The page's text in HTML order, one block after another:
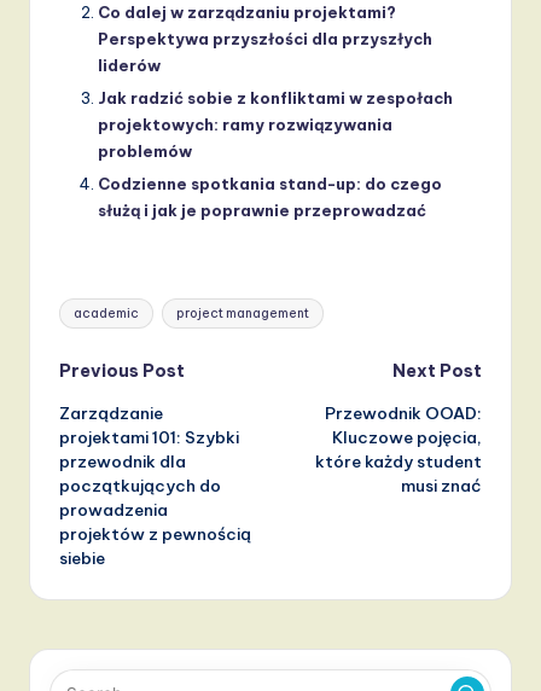
Co dalej w zarządzaniu projektami?
Perspektywa przyszłości dla przyszłych
liderów
Jak radzić sobie z konfliktami w zespołach
projektowych: ramy rozwiązywania
problemów
Codzienne spotkania stand-up: do czego
służą i jak je poprawnie przeprowadzać
Tags:
academic project management
Post
navigation
Previous Post
Zarządzanie
projektami 101: Szybki
przewodnik dla
początkujących do
prowadzenia
projektów z pewnością
siebie
Next Post
Przewodnik OOAD:
Kluczowe pojęcia,
które każdy student
musi znać